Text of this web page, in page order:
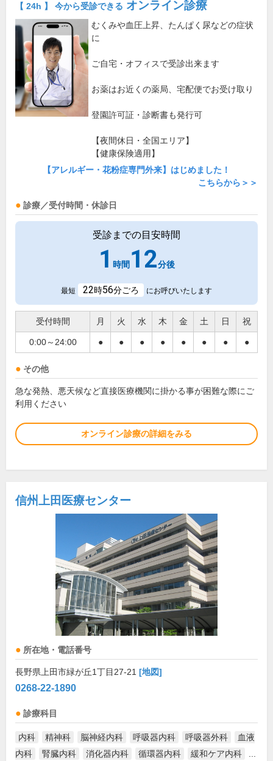
【 24h 】 今から受診できる オンライン診療
むくみや血圧上昇、たんぱく尿などの症状
に
ご自宅・オフィスで受診出来ます
お薬はお近くの薬局、宅配便でお受け取り
登園許可証・診断書も発行可
【夜間休日・全国エリア】
【健康保険適用】
【アレルギー・花粉症専門外来】はじめました！
こちらから＞＞
診療／受付時間・休診日
受診までの目安時間
1 時間12分後
最短 22時56分ごろ にお呼びいたします
受付時間 月 火 水 木 金 土 日 祝
0:00～24:00 ● ● ● ● ● ● ● ●
その他
急な発熱、悪天候など直接医療機関に掛かる事が困難な際にご
利用ください
オンライン診療の詳細をみる
信州上田医療センター
所在地・電話番号
長野県上田市緑が丘1丁目27-21 [地図]
0268-22-1890
診療科目
内科 精神科 脳神経内科 呼吸器内科 呼吸器外科
血液
内科
腎臓内科 消化器内科 循環器内科 緩和ケア内科